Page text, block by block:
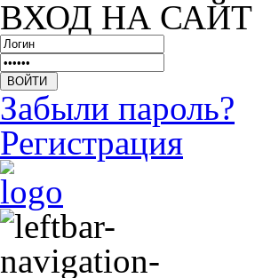
ВХОД НА САЙТ
Забыли пароль?
Регистрация